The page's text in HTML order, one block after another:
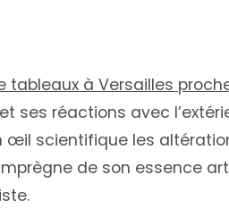
tableaux à Versailles
ses réactions avec
œil scientifique les
de son essence